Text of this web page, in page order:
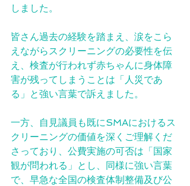
しました。
皆さん過去の経験を踏まえ、涙をこら
えながらスクリーニングの必要性を伝
え、検査が行われず赤ちゃんに身体障
害が残ってしまうことは「人災であ
る」と強い言葉で訴えました。
一方、自見議員も既にSMAにおけるス
クリーニングの価値を深くご理解くだ
さっており、公費実施の可否は「国家
観が問われる」とし、同様に強い言葉
で、早急な全国の検査体制整備及び公